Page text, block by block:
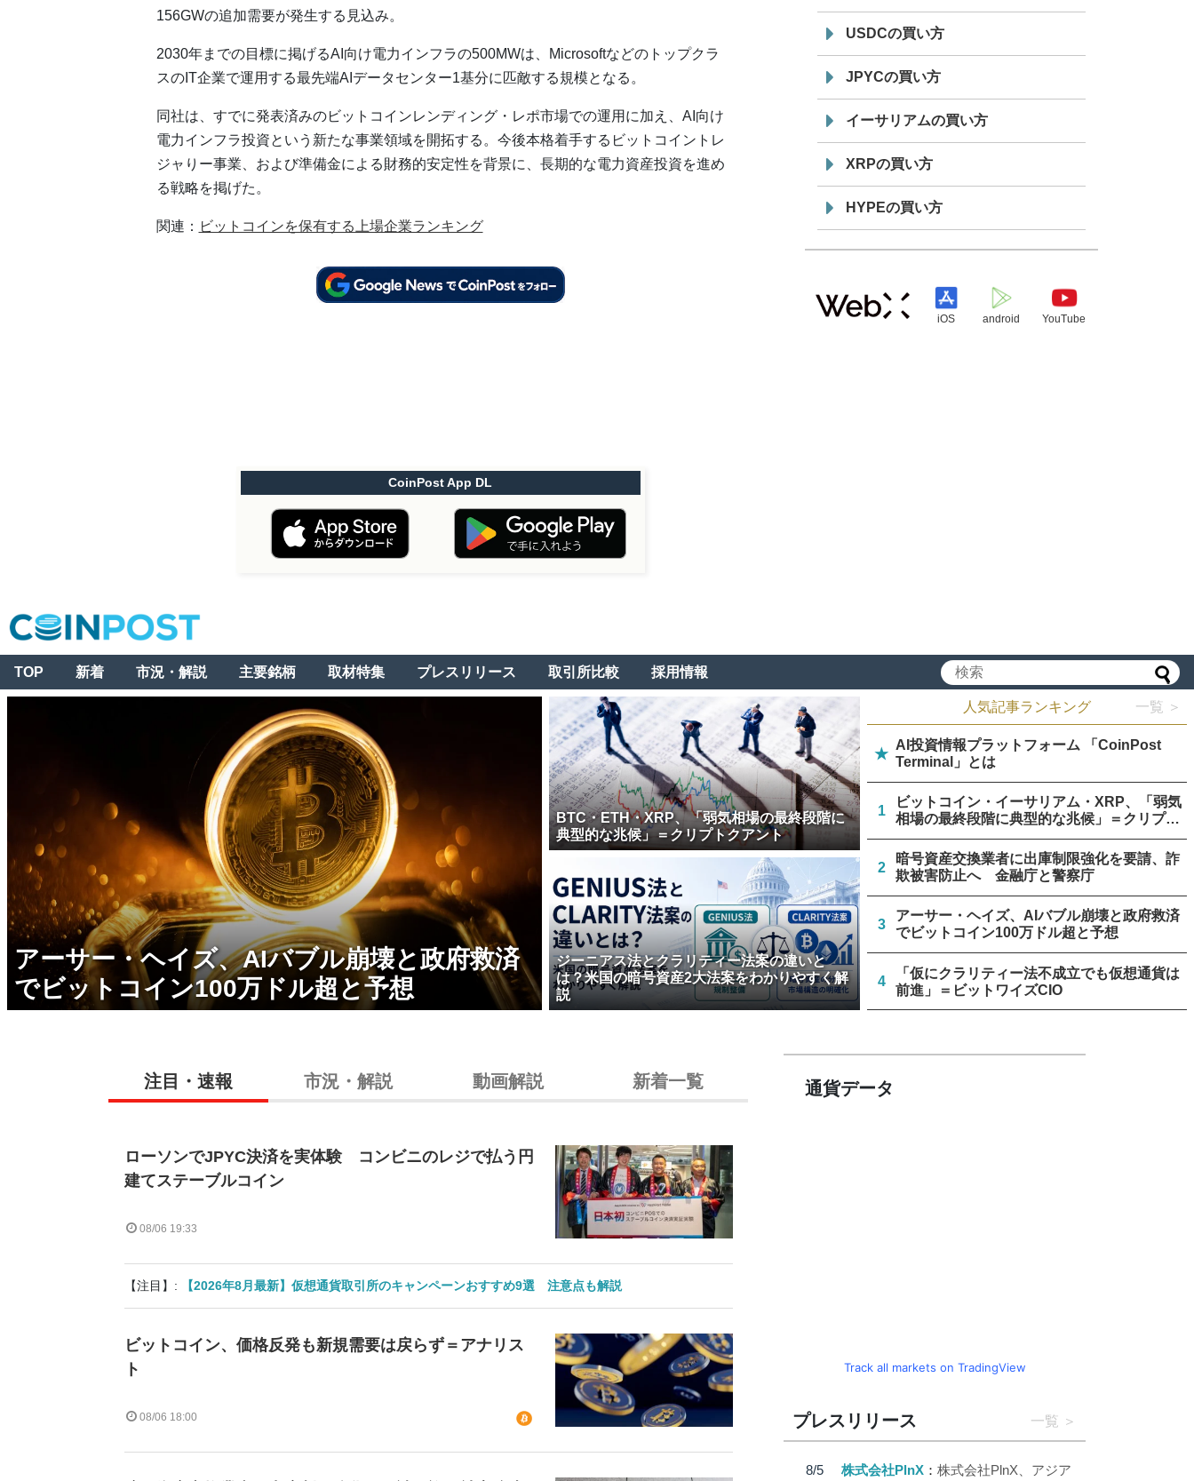
156GWの追加需要が発生する見込み。
2030年までの目標に掲げるAI向け電力インフラの500MWは、Microsoftなどのトップクラ
スのIT企業で運用する最先端AIデータセンター1基分に匹敵する規模となる。
同社は、すでに発表済みのビットコインレンディング・レポ市場での運用に加え、AI向け
電力インフラ投資という新たな事業領域を開拓する。今後本格着手するビットコイントレ
ジャりー事業、および準備金による財務的安定性を背景に、長期的な電力資産投資を進め
る戦略を掲げた。
関連： ビットコインを保有する上場企業ランキング
CoinPost App DL
USDCの買い方
JPYCの買い方
イーサリアムの買い方
XRPの買い方
HYPEの買い方
iOS android YouTube
TOP 新着 市況・解説 主要銘柄 取材特集 プレスリリース 取引所比較 採用情報
アーサー・ヘイズ、AIバブル崩壊と政府救済
でビットコイン100万ドル超と予想
BTC・ETH・XRP、「弱気相場の最終段階に
典型的な兆候」＝クリプトクアント
ジーニアス法とクラリティー法案の違いと
は？米国の暗号資産2大法案をわかりやすく解
説
人気記事ランキング 一覧 ＞
★
AI投資情報プラットフォーム 「CoinPost
Terminal」とは
1
ビットコイン・イーサリアム・XRP、「弱気
相場の最終段階に典型的な兆候」＝クリプト
クアント
2
暗号資産交換業者に出庫制限強化を要請、詐
欺被害防止へ 金融庁と警察庁
3
アーサー・ヘイズ、AIバブル崩壊と政府救済
でビットコイン100万ドル超と予想
4
「仮にクラリティー法不成立でも仮想通貨は
前進」＝ビットワイズCIO
注目・速報 市況・解説 動画解説 新着一覧
ローソンでJPYC決済を実体験 コンビニのレジで払う円
建てステーブルコイン
08/06 19:33
【注目】: 【2026年8月最新】仮想通貨取引所のキャンペーンおすすめ9選 注意点も解説
ビットコイン、価格反発も新規需要は戻らず＝アナリス
ト
08/06 18:00
通貨データ
Track all markets on TradingView
プレスリリース 一覧
8/5 株式会社PlnX 株式会社PlnX、アジア